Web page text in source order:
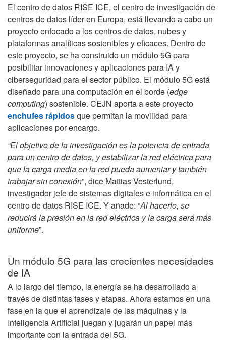
El centro de datos RISE ICE, el centro de investigación de
centros de datos líder en Europa, está llevando a cabo un
proyecto enfocado a los centros de datos, nubes y
plataformas analíticas sostenibles y eficaces. Dentro de
este proyecto, se ha construido un módulo 5G para
posibilitar innovaciones y aplicaciones para IA y
ciberseguridad para el sector público. El módulo 5G está
diseñado para una computación en el borde (edge
computing) sostenible. CEJN aporta a este proyecto
enchufes rápidosque permitan la movilidad para
aplicaciones por encargo.
“El objetivo de la investigación es la potencia de entrada
para un centro de datos, y estabilizar la red eléctrica para
que la carga media en la red pueda aumentar y también
trabajar sin conexión”, dice Mattias Vesterlund,
investigador jefe de sistemas digitales e informática en el
centro de datos RISE ICE. Y añade: “Al hacerlo, se
reducirá la presión en la red eléctrica y la carga será más
uniforme”.
Un módulo 5G para las crecientes necesidades
de IA
A lo largo del tiempo, la energía se ha desarrollado a
través de distintas fases y etapas. Ahora estamos en una
fase en la que el aprendizaje de las máquinas y la
Inteligencia Artificial juegan y jugarán un papel más
importante con la entrada del 5G.